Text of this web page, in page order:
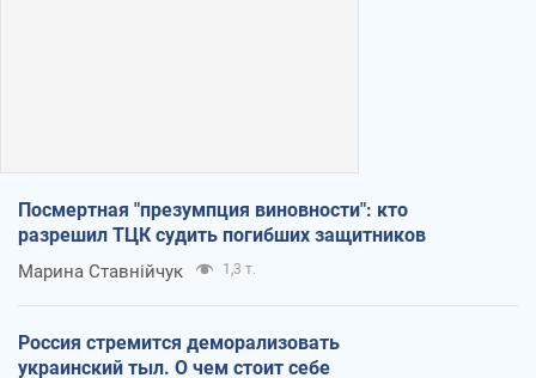
Посмертная "презумпция виновности": кто
разрешил ТЦК судить погибших защитников
Марина Ставнійчук 1,3 т.
Россия стремится деморализовать
украинский тыл. О чем стоит себе